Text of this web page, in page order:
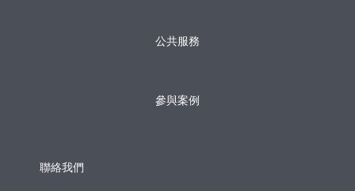
公共服務
參與案例
聯絡我們